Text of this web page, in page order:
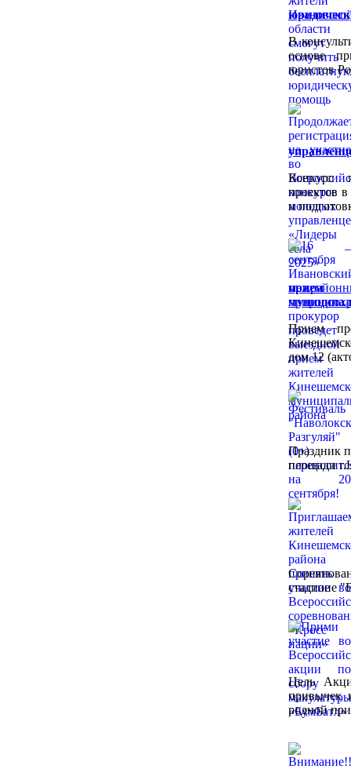
В
основе
юристов
Конкурс
проектов в
и
прием
Прием
дом 12
Праздник
площади
стадионе
Цель
привычек
родной